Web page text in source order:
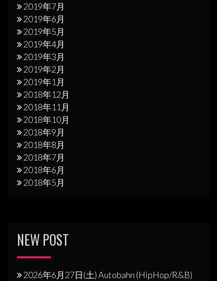
2019年7月
2019年6月
2019年5月
2019年4月
2019年3月
2019年2月
2019年1月
2018年12月
2018年11月
2018年10月
2018年9月
2018年8月
2018年7月
2018年6月
2018年5月
NEW POST
2026年6月27日(土) Autobahn (HipHop/R&B)